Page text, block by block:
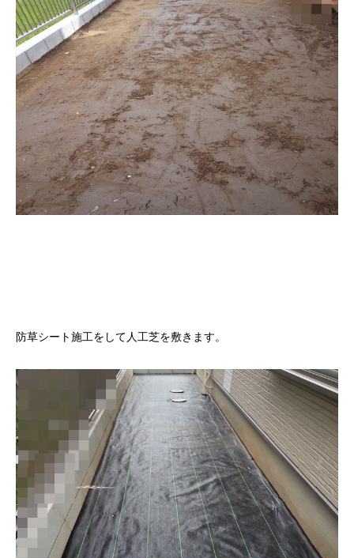
防草シート施工をして人工芝を敷きます。